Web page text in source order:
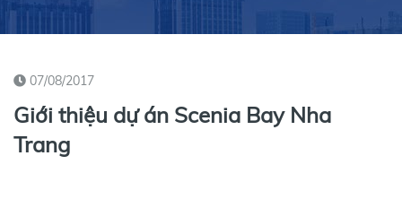
07/08/2017
Giới thiệu dự án Scenia Bay Nha
Trang